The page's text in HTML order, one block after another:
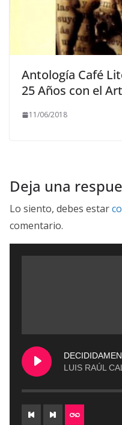
Antología Café
25 Años con el
11/06/2018
Deja una
Lo siento, debes estar
comentario.
LUIS RAÚL